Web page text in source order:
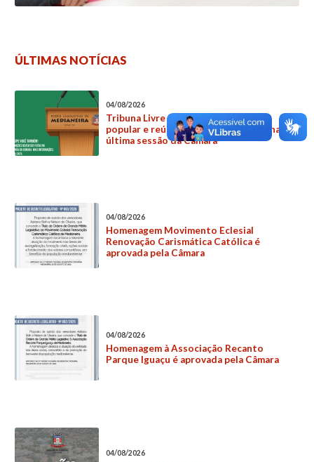
ÚLTIMAS NOTÍCIAS
04/08/2026
Tribuna Livre amplia participação
popular e reúne três manifestações na
última sessão da Câmara
04/08/2026
Homenagem Movimento Eclesial
Renovação Carismática Católica é
aprovada pela Câmara
04/08/2026
Homenagem à Associação Recanto
Parque Iguaçu é aprovada pela Câmara
04/08/2026